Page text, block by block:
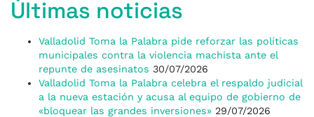
Últimas noticias
Valladolid Toma la Palabra pide reforzar las políticas
municipales contra la violencia machista ante el
repunte de asesinatos 30/07/2026
Valladolid Toma la Palabra celebra el respaldo judicial
a la nueva estación y acusa al equipo de gobierno de
«bloquear las grandes inversiones» 29/07/2026